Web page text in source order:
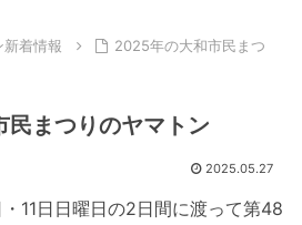
新着情報
2025年の大和市民まつ
まつりのヤマトン
2025.05.27
11日日曜日の2日間に渡って第48